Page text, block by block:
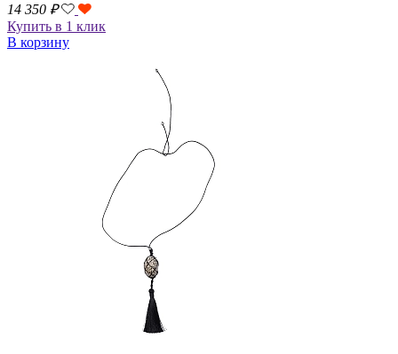
14 350 ₽
Купить в 1 клик
В корзину